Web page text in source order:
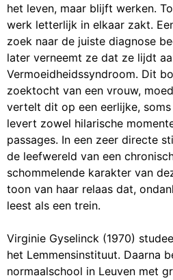
het leven, maar blijft werken.
werk letterlijk in elkaar zakt.
zoek naar de juiste diagnose
later verneemt ze dat ze lijdt
Vermoeidheidssyndroom. Dit
zoektocht van een vrouw,
vertelt dit op een eerlijke,
levert zowel hilarische
passages. In een zeer directe
de leefwereld van een
schommelende karakter van
toon van haar relaas dat,
leest als een trein.
Virginie Gyselinck (1970)
het Lemmensinstituut. Daarna
normaalschool in Leuven met